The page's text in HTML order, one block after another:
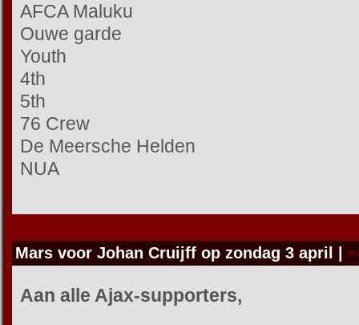
AFCA Maluku
Ouwe garde
Youth
4th
5th
76 Crew
De Meersche Helden
NUA
Mars voor Johan Cruijff op zondag 3 april 30
Aan alle Ajax-supporters,